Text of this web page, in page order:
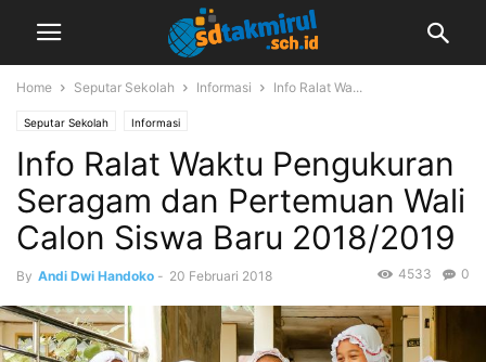
Home Seputar Sekolah Informasi Info Ralat Wa...
Seputar Sekolah Informasi
Info Ralat Waktu Pengukuran
Seragam dan Pertemuan Wali
Calon Siswa Baru 2018/2019
By Andi Dwi Handoko - 20 Februari 2018 0
4533